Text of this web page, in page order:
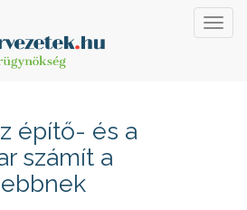
építő- és a
számít a